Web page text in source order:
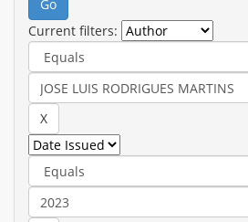
Current filters: